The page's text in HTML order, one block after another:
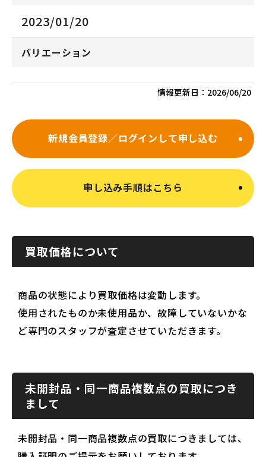
2023/01/20
バリエーション
情報更新日： 2026/06/20
新規会員登録／ログインして申し込む
申し込み手順はこちら
買取価格について
商品の状態により買取価格は変動します。
使用されたものか未使用品か、故障していないかな
ど専門のスタッフが査定させていただきます。
未開封品・同一商品複数点の買取につき
まして
未開封品・同一商品複数点の買取につきましては、